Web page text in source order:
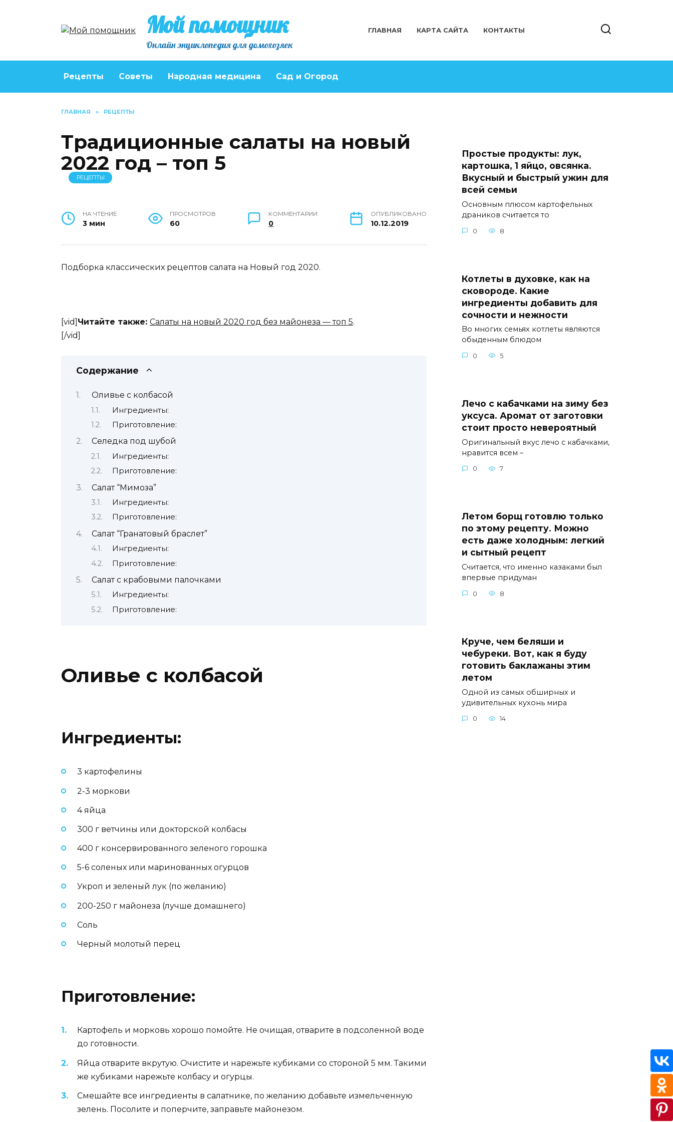
Мой помощник
Онлайн энциклопедия для домохозяек
ГЛАВНАЯ КАРТА САЙТА КОНТАКТЫ
Рецепты Советы Народная медицина Сад и Огород
ГЛАВНАЯ » РЕЦЕПТЫ
Традиционные салаты на новый
2022 год – топ 5
РЕЦЕПТЫ
НА ЧТЕНИЕ
3 мин
ПРОСМОТРОВ
60
КОММЕНТАРИИ
0
ОПУБЛИКОВАНО
10.12.2019
Подборка классических рецептов салата на Новый год 2020.
[vid] Читайте также: Салаты на новый 2020 год без майонеза — топ 5.
[/vid]
Содержание
Оливье с колбасой
Ингредиенты:
Приготовление:
Селедка под шубой
Ингредиенты:
Приготовление:
Салат “Мимоза”
Ингредиенты:
Приготовление:
Салат “Гранатовый браслет”
Ингредиенты:
Приготовление:
Салат с крабовыми палочками
Ингредиенты:
Приготовление:
Оливье с колбасой
Ингредиенты:
3 картофелины
2-3 моркови
4 яйца
300 г ветчины или докторской колбасы
400 г консервированного зеленого горошка
5-6 соленых или маринованных огурцов
Укроп и зеленый лук (по желанию)
200-250 г майонеза (лучше домашнего)
Соль
Черный молотый перец
Приготовление:
Картофель и морковь хорошо помойте. Не очищая, отварите в подсоленной воде
до готовности.
Яйца отварите вкрутую. Очистите и нарежьте кубиками со стороной 5 мм. Такими
же кубиками нарежьте колбасу и огурцы.
Смешайте все ингредиенты в салатнике, по желанию добавьте измельченную
зелень. Посолите и поперчите, заправьте майонезом.
Простые продукты: лук,
картошка, 1 яйцо, овсянка.
Вкусный и быстрый ужин для
всей семьи
Основным плюсом картофельных
драников считается то
0 8
Котлеты в духовке, как на
сковороде. Какие
ингредиенты добавить для
сочности и нежности
Во многих семьях котлеты являются
обыденным блюдом
0 5
Лечо с кабачками на зиму без
уксуса. Аромат от заготовки
стоит просто невероятный
Оригинальный вкус лечо с кабачками,
нравится всем –
0 7
Летом борщ готовлю только
по этому рецепту. Можно
есть даже холодным: легкий
и сытный рецепт
Считается, что именно казаками был
впервые придуман
0 8
Круче, чем беляши и
чебуреки. Вот, как я буду
готовить баклажаны этим
летом
Одной из самых обширных и
удивительных кухонь мира
0 14